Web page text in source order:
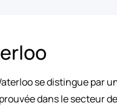
se distingue par
dans le secteur